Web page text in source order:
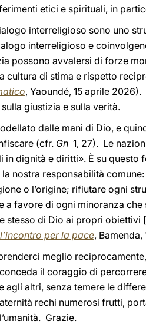
etici e spirituali, in
interreligioso sono uno
interreligioso e
possono avvalersi di forze
cultura di stima e rispetto
, Yaoundé, 15 aprile
giustizia e sulla verità.
dalle mani di Dio, e
(cfr. Gn 1, 27). Le
in dignità e diritti». È su questo
nostra responsabilità
o l’origine; rifiutare ogni
favore di ogni minoranza che
stesso di Dio ai propri obiettivi
per la pace,
meglio
il coraggio di
altri, senza temere le
rechi numerosi frutti,
Grazie.